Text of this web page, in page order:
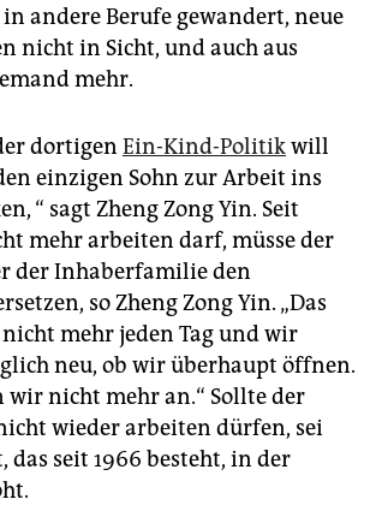
andere Berufe gewandert, neue
nicht in Sicht, und auch aus
mehr.
dortigen Ein-Kind-Politikwill
einzigen Sohn zur Arbeit ins
“ sagt Zheng Zong Yin. Seit
mehr arbeiten darf, müsse der
der Inhaberfamilie den
so Zheng Zong Yin. „Das
mehr jeden Tag und wir
neu, ob wir überhaupt öffnen.
wir nicht mehr an.“ Sollte der
wieder arbeiten dürfen, sei
das seit 1966 besteht, in der